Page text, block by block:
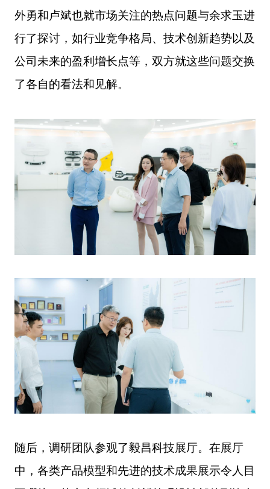
外勇和卢斌也就市场关注的热点问题与余求玉进
行了探讨，如行业竞争格局、技术创新趋势以及
公司未来的盈利增长点等，双方就这些问题交换
了各自的看法和见解。
随后，调研团队参观了毅昌科技展厅。在展厅
中，各类产品模型和先进的技术成果展示令人目